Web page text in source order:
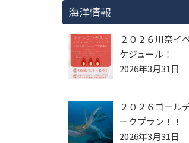
海洋情報
２０２６川奈イ
ケジュール！
2026年3月31日
２０２６ゴール
ークプラン！！
2026年3月31日